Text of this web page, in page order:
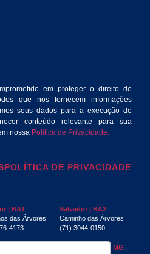
em proteger o direito de
que nos fornecem informações
seus dados para a execução de
conteúdo relevante para sua
nossa Política de Privacidade.
POLÍTICA DE PRIVACIDADE
| BA1
das Árvores
4173
Salvador | BA2
Caminho das Árvores
(71) 3044-0150
Belo Horizonte | MG